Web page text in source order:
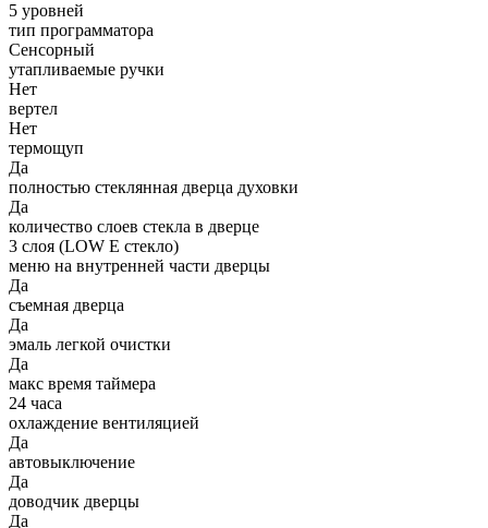
5 уровней
тип программатора
Сенсорный
утапливаемые ручки
Нет
вертел
Нет
термощуп
Да
полностью стеклянная дверца духовки
Да
количество слоев стекла в дверце
3 слоя (LOW E стекло)
меню на внутренней части дверцы
Да
съемная дверца
Да
эмаль легкой очистки
Да
макс время таймера
24 часа
охлаждение вентиляцией
Да
автовыключение
Да
доводчик дверцы
Да